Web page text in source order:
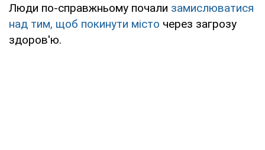
Люди по-справжньому почали замислюватися
над тим, щоб покинути місто через загрозу
здоров'ю.